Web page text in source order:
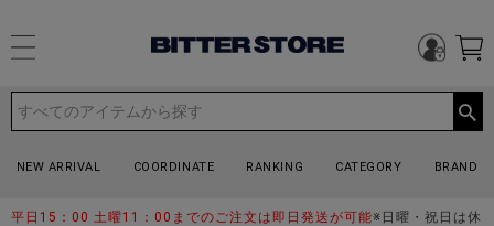
NEW ARRIVAL COORDINATE RANKING CATEGORY BRAND
平日15：00 土曜11：00までのご注文は即日発送が可能※日曜・祝日は休